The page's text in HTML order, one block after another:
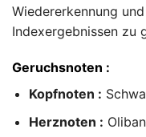
Wiedererkennung
Indexergebnissen zu
Geruchsnoten :
Kopfnoten :
Herznoten :